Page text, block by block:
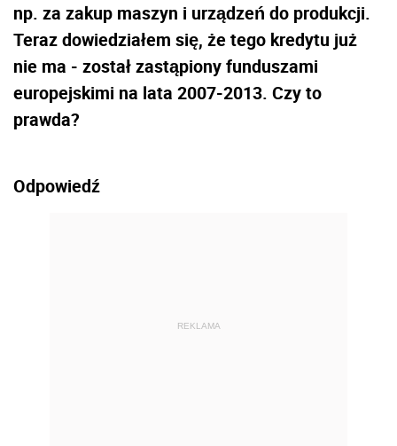
np. za zakup maszyn i urządzeń do produkcji.
Teraz dowiedziałem się, że tego kredytu już
nie ma - został zastąpiony funduszami
europejskimi na lata 2007-2013. Czy to
prawda?
Odpowiedź
REKLAMA